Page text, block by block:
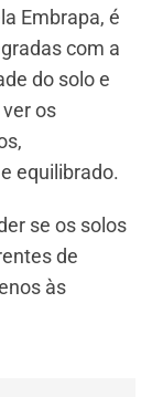
Embrapa, é
com a
do solo e
os
equilibrado.
se os solos
de
às